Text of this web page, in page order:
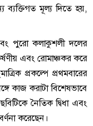
ব্যক্তিগত মূল্য দিতে হয়,
পুরো কলাকুশলী দলের
এবং রোমাঞ্চকর করে
প্রকল্পে প্রথমবারের
কাজ করাটা বিশেষভাবে
নৈতিক দ্বিধা এবং
করেছেন।